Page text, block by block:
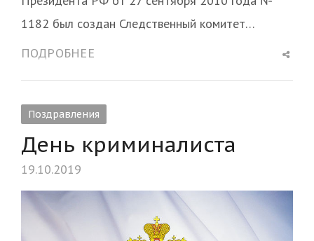
1182 был создан Следственный комитет…
ПОДРОБНЕЕ
post
Поздравления
День криминалиста
19.10.2019